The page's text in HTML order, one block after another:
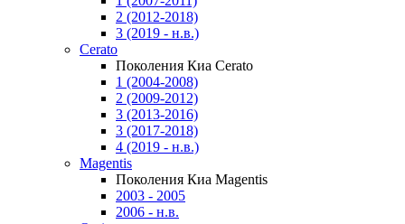
2 (2012-2018)
3 (2019 - н.в.)
Cerato
Поколения Киа Cerato
1 (2004-2008)
2 (2009-2012)
3 (2013-2016)
3 (2017-2018)
4 (2019 - н.в.)
Magentis
Поколения Киа Magentis
2003 - 2005
2006 - н.в.